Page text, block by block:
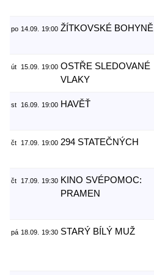
po 14.09. 19:00 ŽÍTKOVSKÉ BOHYNĚ
út 15.09. 19:00 OSTŘE SLEDOVANÉ
VLAKY
st 16.09. 19:00 HAVĚŤ
čt 17.09. 19:00 294 STATEČNÝCH
čt 17.09. 19:30 KINO SVÉPOMOC:
PRAMEN
pá 18.09. 19:30 STARÝ BÍLÝ MUŽ